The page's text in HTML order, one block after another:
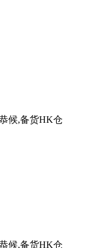
候,备货HK仓
候,备货HK仓